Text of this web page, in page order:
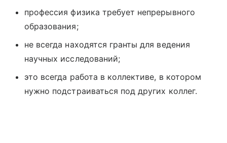
профессия физика требует непрерывного
образования;
не всегда находятся гранты для ведения
научных исследований;
это всегда работа в коллективе, в котором
нужно подстраиваться под других коллег.